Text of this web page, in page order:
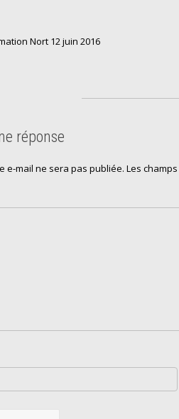
Nort 12 juin 2016
réponse
e-mail ne sera pas publiée. Les